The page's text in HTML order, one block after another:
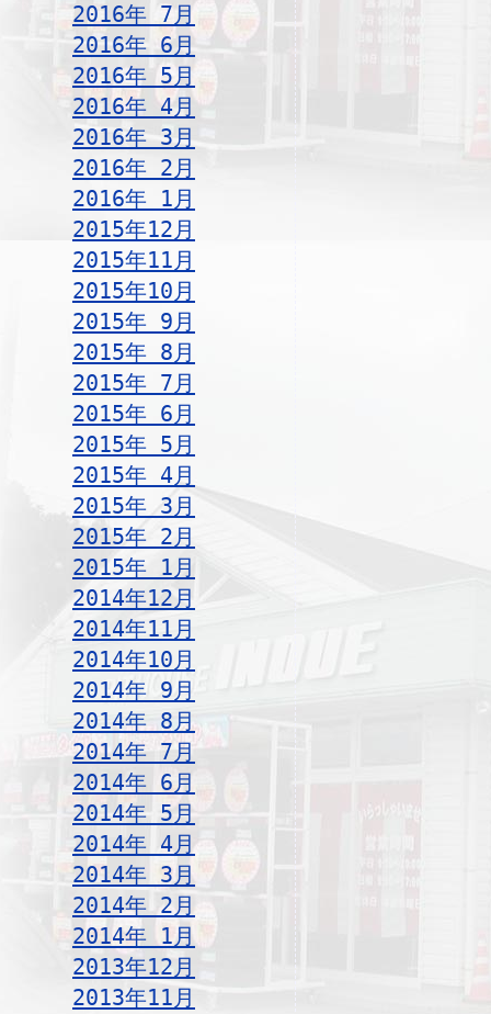
2016年 7月
2016年 6月
2016年 5月
2016年 4月
2016年 3月
2016年 2月
2016年 1月
2015年12月
2015年11月
2015年10月
2015年 9月
2015年 8月
2015年 7月
2015年 6月
2015年 5月
2015年 4月
2015年 3月
2015年 2月
2015年 1月
2014年12月
2014年11月
2014年10月
2014年 9月
2014年 8月
2014年 7月
2014年 6月
2014年 5月
2014年 4月
2014年 3月
2014年 2月
2014年 1月
2013年12月
2013年11月